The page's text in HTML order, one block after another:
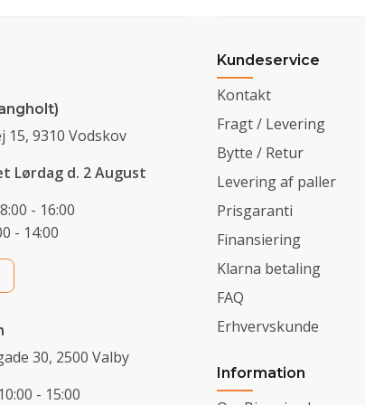
15, 9310 Vodskov
Lørdag d. 2 August
- 16:00
- 14:00
30, 2500 Valby
- 15:00
Kundeservice
Kontakt
Fragt / Levering
Bytte / Retur
Levering af paller
Prisgaranti
Finansiering
Klarna betaling
FAQ
Erhvervskunde
Information